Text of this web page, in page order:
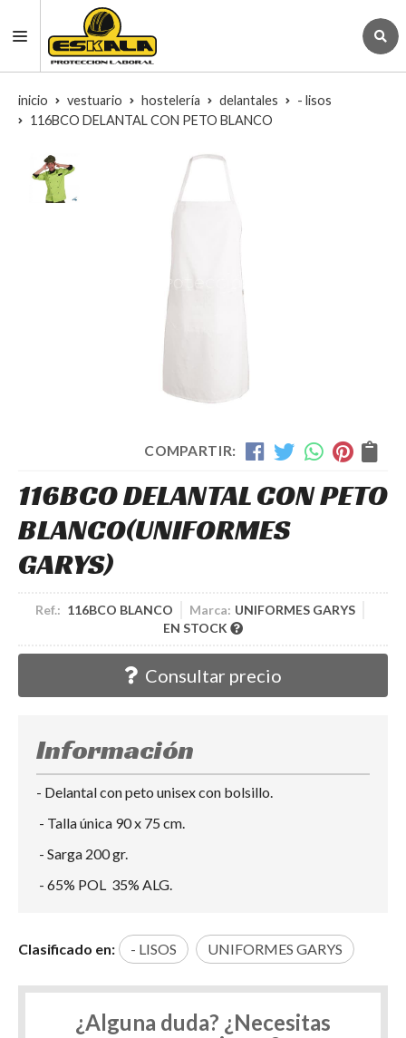
inicio vestuario hostelería delantales
- lisos
116BCO DELANTAL CON PETO BLANCO
COMPARTIR:
116BCO DELANTAL CON PETO
BLANCO(UNIFORMES
GARYS)
Ref.: 116BCO BLANCO Marca: UNIFORMES GARYS
EN STOCK
Consultar precio
Información
- Delantal con peto unisex con bolsillo.
- Talla única 90 x 75 cm.
- Sarga 200 gr.
- 65% POL 35% ALG.
Clasificado en: - LISOS UNIFORMES GARYS
¿Alguna duda? ¿Necesitas